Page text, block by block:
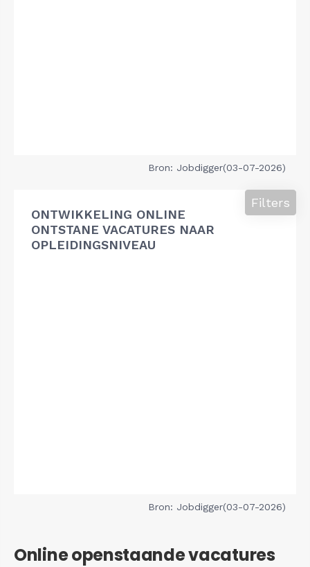
Bron: Jobdigger(03-07-2026)
ONTWIKKELING ONLINE
ONTSTANE VACATURES NAAR
OPLEIDINGSNIVEAU
Filters
Bron: Jobdigger(03-07-2026)
Online openstaande vacatures